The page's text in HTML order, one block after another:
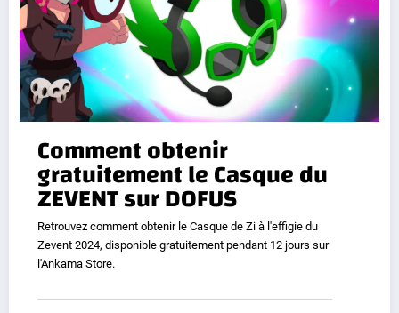
Comment obtenir
gratuitement le Casque du
ZEVENT sur DOFUS
Retrouvez comment obtenir le Casque de Zi à l'effigie du
Zevent 2024, disponible gratuitement pendant 12 jours sur
l'Ankama Store.